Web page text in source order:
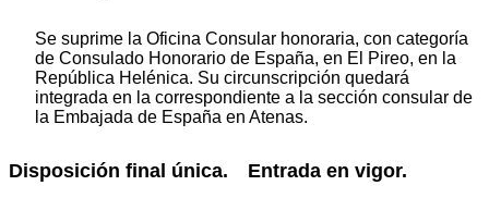
Se suprime la Oficina Consular honoraria, con categoría
de Consulado Honorario de España, en El Pireo, en la
República Helénica. Su circunscripción quedará
integrada en la correspondiente a la sección consular de
la Embajada de España en Atenas.
Disposición final única. Entrada en vigor.